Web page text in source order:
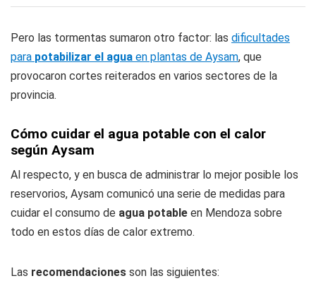
Pero las tormentas sumaron otro factor: las dificultades
para potabilizar el agua en plantas de Aysam, que
provocaron cortes reiterados en varios sectores de la
provincia.
Cómo cuidar el agua potable con el calor
según Aysam
Al respecto, y en busca de administrar lo mejor posible los
reservorios, Aysam comunicó una serie de medidas para
cuidar el consumo de agua potable en Mendoza sobre
todo en estos días de calor extremo.
Las recomendaciones son las siguientes: